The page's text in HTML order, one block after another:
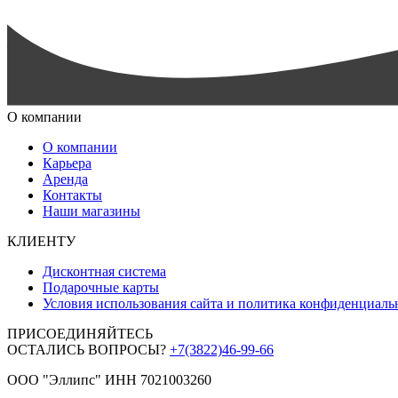
О компании
О компании
Карьера
Аренда
Контакты
Наши магазины
КЛИЕНТУ
Дисконтная система
Подарочные карты
Условия использования сайта и политика
ПРИСОЕДИНЯЙТЕСЬ
ОСТАЛИСЬ ВОПРОСЫ? +7(3822)46-99-66
ООО "Эллипс" ИНН 7021003260